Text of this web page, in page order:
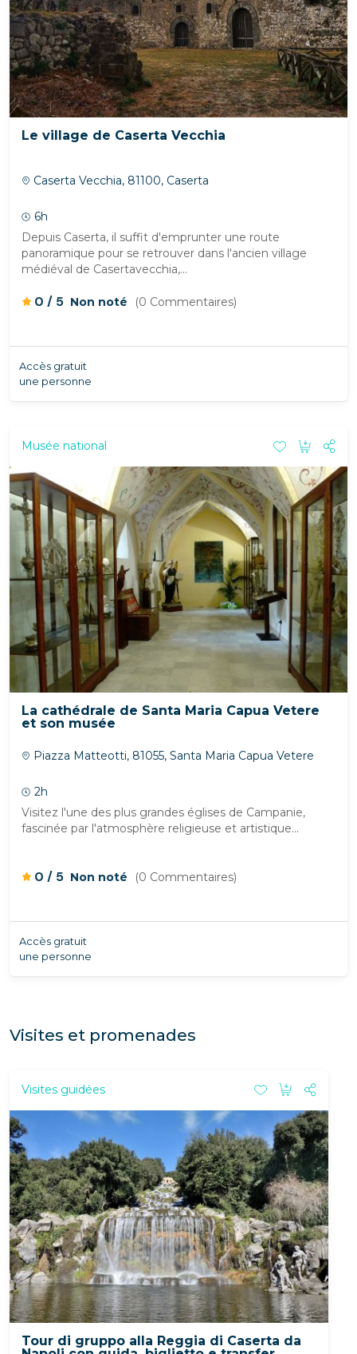
Le village de Caserta Vecchia
Caserta Vecchia, 81100, Caserta
6h
Depuis Caserta, il suffit d'emprunter une route
panoramique pour se retrouver dans l'ancien village
médiéval de Casertavecchia,...
0 / 5 Non noté (0 Commentaires)
Accès gratuit
une personne
Musée national
La cathédrale de Santa Maria Capua Vetere
et son musée
Piazza Matteotti, 81055, Santa Maria Capua Vetere
2h
Visitez l'une des plus grandes églises de Campanie,
fascinée par l'atmosphère religieuse et artistique...
0 / 5 Non noté (0 Commentaires)
Accès gratuit
une personne
Visites et promenades
Visites guidées
Tour di gruppo alla Reggia di Caserta da